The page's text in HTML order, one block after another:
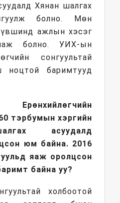
Хянан шалгах
болно. Мөн
ажлын хэсэг
болно. УИХ-ын
сонгуультай
баримтууд
тэрбумын хэргийн
асуудалд
юм байна. 2016
яаж оролцсон
байна уу?
холбоотой